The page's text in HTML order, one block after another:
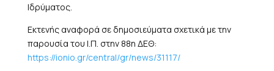
Ιδρύματος.
Εκτενής αναφορά σε δημοσιεύματα σχετικά με την
παρουσία του Ι.Π. στην 88η ΔΕΘ:
https://ionio.gr/central/gr/news/31117/